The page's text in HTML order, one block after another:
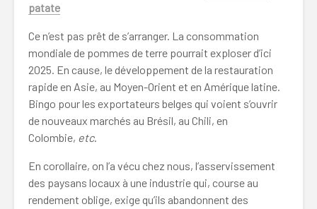
patate
Ce n’est pas prêt de s’arranger. La consommation
mondiale de pommes de terre pourrait exploser d’ici
2025. En cause, le développement de la restauration
rapide en Asie, au Moyen-Orient et en Amérique latine.
Bingo pour les exportateurs belges qui voient s’ouvrir
de nouveaux marchés au Brésil, au Chili, en
Colombie, etc.
En corollaire, on l’a vécu chez nous, l’asservissement
des paysans locaux à une industrie qui, course au
rendement oblige, exige qu’ils abandonnent des